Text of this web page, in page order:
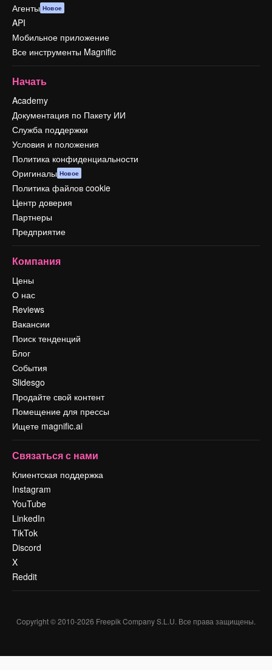
Агенты Новое
API
Мобильное приложение
Все инструменты Magnific
Начать
Academy
Документация по Пакету ИИ
Служба поддержки
Условия и положения
Политика конфиденциальности
Оригиналы Новое
Политика файлов cookie
Центр доверия
Партнеры
Предприятие
Компания
Цены
О нас
Reviews
Вакансии
Поиск тенденций
Блог
События
Slidesgo
Продайте свой контент
Помещение для прессы
Ищете magnific.ai
Связаться с нами
Клиентская поддержка
Instagram
YouTube
LinkedIn
TikTok
Discord
X
Reddit
Copyright © 2010-2026 Freepik Company S.L.U. Все права защищены.